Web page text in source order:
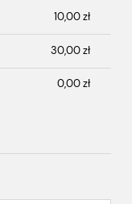
10,00 zł
30,00 zł
0,00 zł